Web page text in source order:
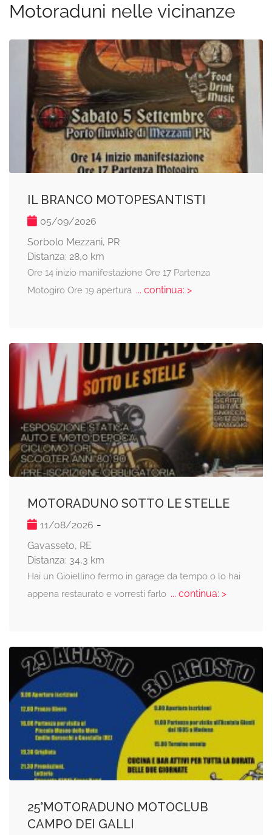
Motoraduni nelle vicinanze
IL BRANCO MOTOPESANTISTI
05/09/2026
Sorbolo Mezzani, PR
Distanza: 28,0 km
Ore 14 inizio manifestazione Ore 17 Partenza
Motogiro Ore 19 apertura... continua: >
MOTORADUNO SOTTO LE STELLE
11/08/2026 -
Gavasseto, RE
Distanza: 34,3 km
Hai un Gioiellino fermo in garage da tempo o lo hai
appena restaurato e vorresti farlo... continua: >
25°MOTORADUNO MOTOCLUB
CAMPO DEI GALLI